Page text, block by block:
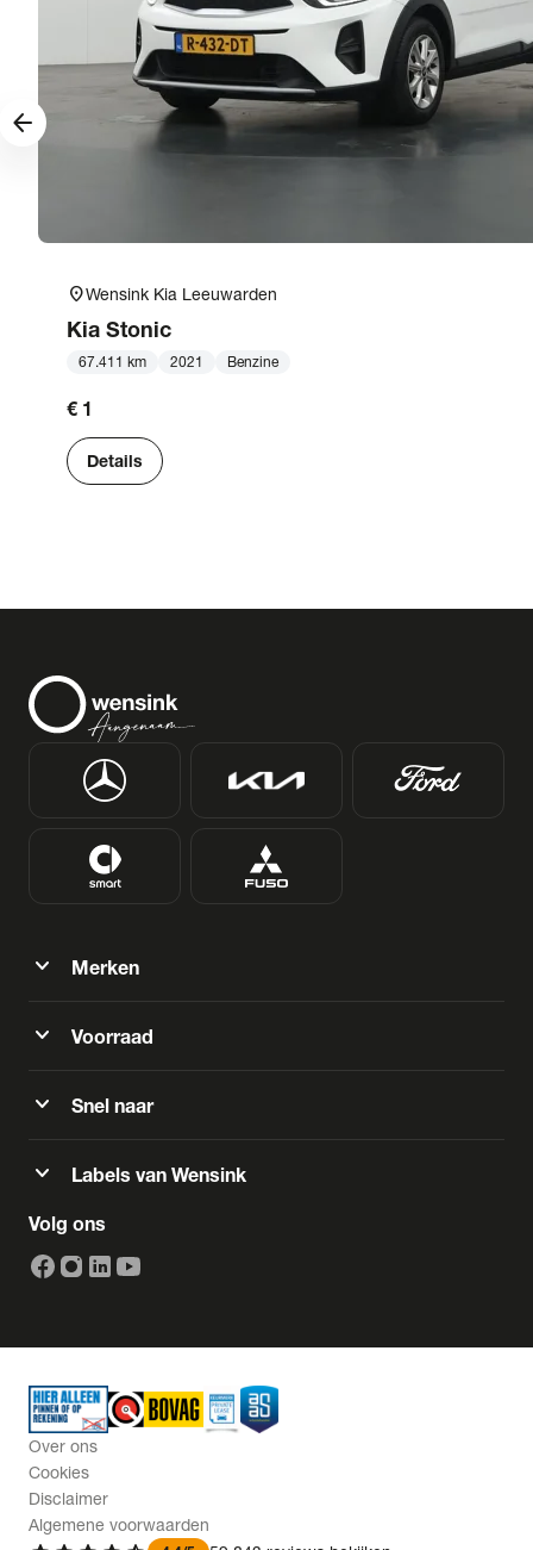
location_onWensink Kia Leeuwarden
Kia Stonic
67.411 km 2021 Benzine
€ 1
Details
arrow_forward
expand_more Merken
expand_more Voorraad
expand_more Snel naar
expand_more Labels van Wensink
Volg ons
Over ons
Cookies
Disclaimer
Algemene voorwaarden